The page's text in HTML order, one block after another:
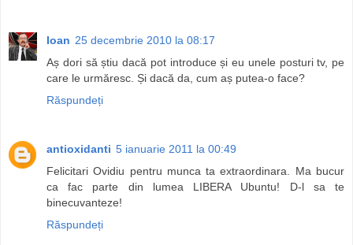
Ioan 25 decembrie 2010 la 08:17
Aș dori să știu dacă pot introduce și eu unele posturi tv, pe
care le urmăresc. Și dacă da, cum aș putea-o face?
Răspundeți
antioxidanti 5 ianuarie 2011 la 00:49
Felicitari Ovidiu pentru munca ta extraordinara. Ma bucur
ca fac parte din lumea LIBERA Ubuntu! D-l sa te
binecuvanteze!
Răspundeți